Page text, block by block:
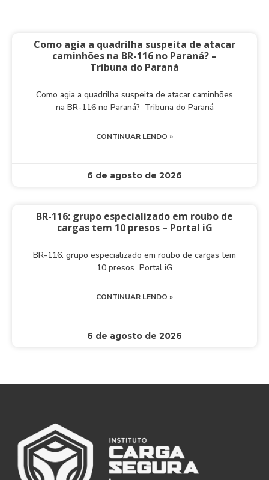
Como agia a quadrilha suspeita de atacar
caminhões na BR-116 no Paraná? –
Tribuna do Paraná
Como agia a quadrilha suspeita de atacar caminhões
na BR-116 no Paraná? Tribuna do Paraná
CONTINUAR LENDO »
6 de agosto de 2026
BR-116: grupo especializado em roubo de
cargas tem 10 presos – Portal iG
BR-116: grupo especializado em roubo de cargas tem
10 presos Portal iG
CONTINUAR LENDO »
6 de agosto de 2026